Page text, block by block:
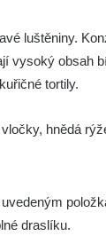
luštěniny.
vysoký obsah
tortily.
hnědá
draslíku.